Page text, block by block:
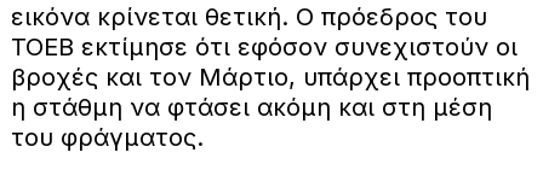
εικόνα κρίνεται θετική. Ο πρόεδρος του
ΤΟΕΒ εκτίμησε ότι εφόσον συνεχιστούν οι
βροχές και τον Μάρτιο, υπάρχει προοπτική
η στάθμη να φτάσει ακόμη και στη μέση
του φράγματος.